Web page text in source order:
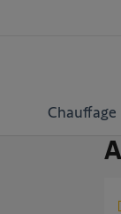
Chauffage